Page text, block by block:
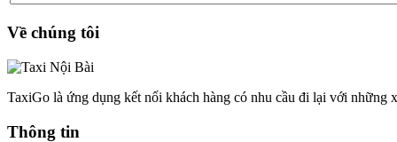
Về chúng tôi
TaxiGo là ứng dụng kết nối khách hàng có nhu cầu đi lại với những
Thông tin